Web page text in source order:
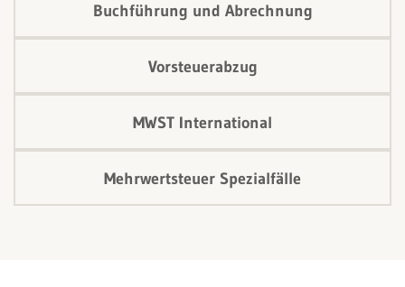
Buchführung und Abrechnung
Vorsteuerabzug
MWST International
Mehrwertsteuer Spezialfälle